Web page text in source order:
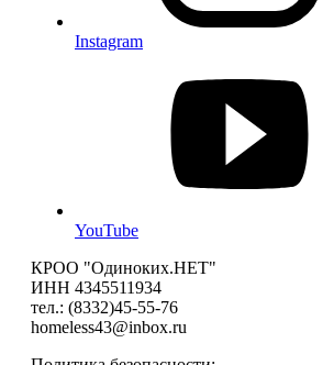
Instagram
YouTube
КРОО "Одиноких.НЕТ"
ИНН 4345511934
тел.: (8332)45-55-76
homeless43@inbox.ru